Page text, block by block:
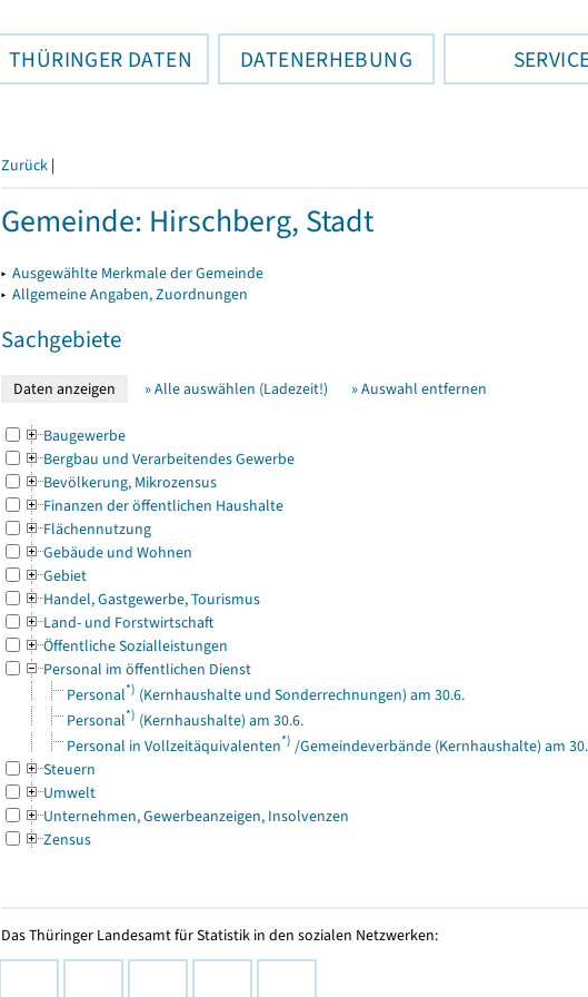
THÜRINGER DATEN DATENERHEBUNG
Zurück |
Gemeinde: Hirschberg, Stadt
▸ Ausgewählte Merkmale der Gemeinde
▸ Allgemeine Angaben, Zuordnungen
Sachgebiete
» Alle auswählen (Ladezeit!) » Auswahl entfernen
Baugewerbe
Bergbau und Verarbeitendes Gewerbe
Bevölkerung, Mikrozensus
Finanzen der öffentlichen Haushalte
Flächennutzung
Gebäude und Wohnen
Gebiet
Handel, Gastgewerbe, Tourismus
Land- und Forstwirtschaft
Öffentliche Sozialleistungen
Personal im öffentlichen Dienst
Personal*) (Kernhaushalte und Sonderrechnungen) am 30.6.
Personal*) (Kernhaushalte) am 30.6.
Personal in Vollzeitäquivalenten*) /Gemeindeverbände (Kernhaushalte) am
Steuern
Umwelt
Unternehmen, Gewerbeanzeigen, Insolvenzen
Zensus
Das Thüringer Landesamt für Statistik in den sozialen Netzwerken: